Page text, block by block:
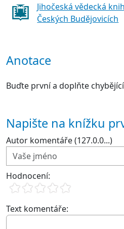
Jihočeská vědecká
Českých Budějovicích
Anotace
Buďte první a doplňte
Napište na knížku
Autor komentáře (127.0.0...)
Hodnocení:
Text komentáře: